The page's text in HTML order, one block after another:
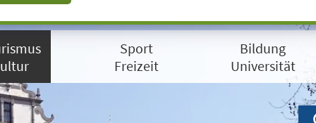
Sport
Freizeit
Bildung
Universität